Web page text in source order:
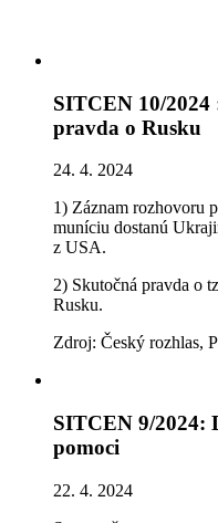
SITCEN 10/
pravda o Rusku
24. 4. 2024
1) Záznam rozhovoru
muníciu dostanú
z USA.
2) Skutočná pravda o
Rusku.
Zdroj: Český rozhlas,
SITCEN 9/2024:
pomoci
22. 4. 2024